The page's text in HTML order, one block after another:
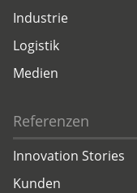
Industrie
Logistik
Medien
Referenzen
Innovation Stories
Kunden